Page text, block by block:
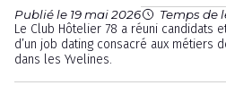
Publié le 19 mai 2026 Temps de
Le Club Hôtelier 78 a réuni candidats
d’un job dating consacré aux métiers
dans les Yvelines.